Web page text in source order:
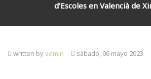
d’Escoles en Valencià de
written by admin sábado, 06 mayo 2023